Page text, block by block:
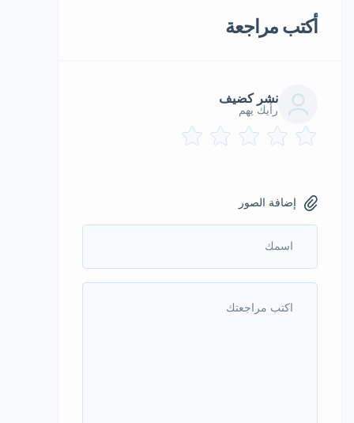
أكتب مراجعة
نشر كضيف
رأيك يهم
إضافة الصور